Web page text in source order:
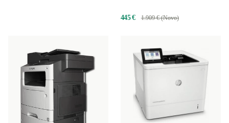
445 € 1.909 € (Novo)